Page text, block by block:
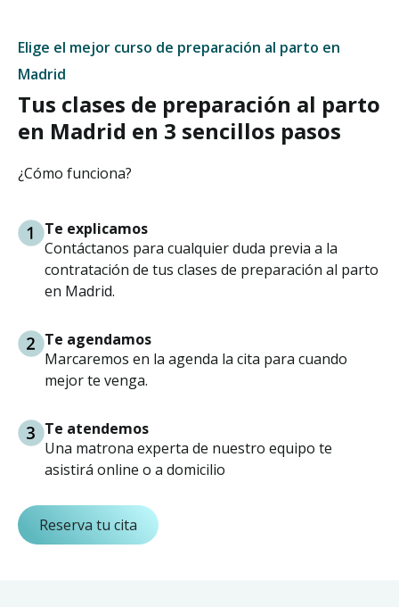
Elige el mejor curso de preparación al parto en
Madrid
Tus clases de preparación al parto
en Madrid en 3 sencillos pasos
¿Cómo funciona?
Te explicamos
Contáctanos para cualquier duda previa a la
contratación de tus clases de preparación al parto
en Madrid.
Te agendamos
Marcaremos en la agenda la cita para cuando
mejor te venga.
Te atendemos
Una matrona experta de nuestro equipo te
asistirá online o a domicilio
Reserva tu cita